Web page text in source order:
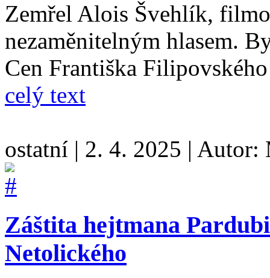
Zemřel Alois Švehlík,
nezaměnitelným hlasem.
Cen Františka
celý text
ostatní | 2. 4. 2025 | Autor:
Záštita hejtmana
Netolického